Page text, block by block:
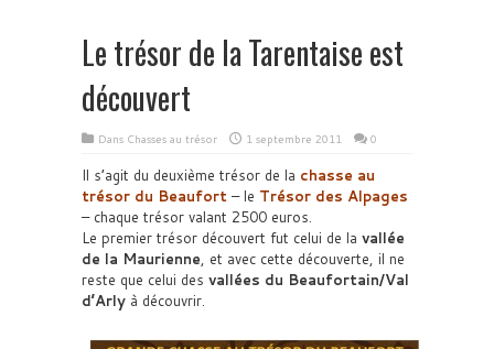
Le trésor de la Tarentaise est
découvert
Dans Chasses au trésor 1 septembre 2011 0
Il s’agit du deuxième trésor de la chasse au
trésor du Beaufort – le Trésor des Alpages
– chaque trésor valant 2500 euros.
Le premier trésor découvert fut celui de la vallée
de la Maurienne, et avec cette découverte, il ne
reste que celui des vallées du Beaufortain/Val
d’Arly à découvrir.